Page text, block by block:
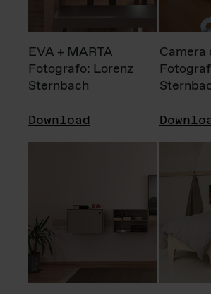
EVA + MARTA
Fotografo: Lorenz
Sternbach
Download
Camera